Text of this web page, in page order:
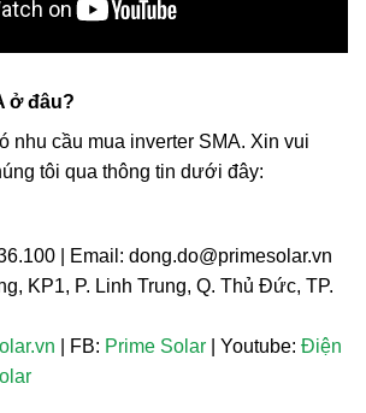
ở đâu?
nhu cầu mua inverter SMA. Xin vui
tôi qua thông tin dưới đây:
| Email: dong.do@primesolar.vn
KP1, P. Linh Trung, Q. Thủ Đức, TP.
| FB: Prime Solar | Youtube: Điện